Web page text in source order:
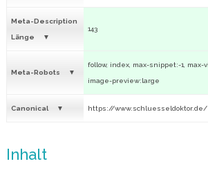
Meta-Description
Länge
143
Meta-Robots
follow, index, max-snippet:-1, max-
image-preview:large
Canonical https://www.schluesseldoktor.de/
Inhalt